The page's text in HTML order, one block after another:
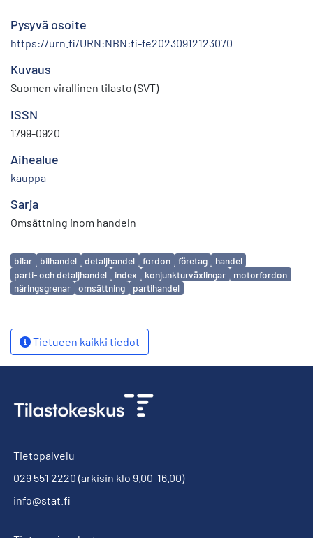
Pysyvä osoite
https://urn.fi/URN:NBN:fi-fe20230912123070
Kuvaus
Suomen virallinen tilasto (SVT)
ISSN
1799-0920
Aihealue
kauppa
Sarja
Omsättning inom handeln
Avainsanat
bilar bilhandel detaljhandel fordon företag
handel
parti- och detaljhandel
index konjunkturväxlingar
motorfordon
näringsgrenar
omsättning partihandel
Tietueen kaikki tiedot
Tietopalvelu
029 551 2220 (arkisin klo 9.00-16.00)
info@stat.fi